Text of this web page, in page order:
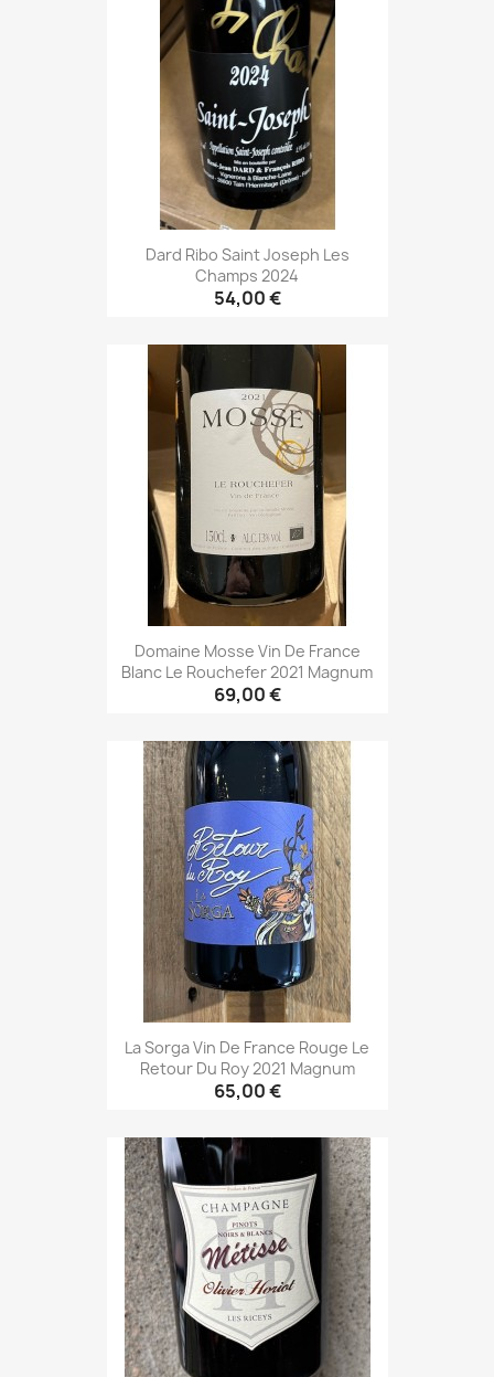
Dard Ribo Saint Joseph Les
Champs 2024
54,00 €
Domaine Mosse Vin De France
Blanc Le Rouchefer 2021 Magnum
69,00 €
La Sorga Vin De France Rouge Le
Retour Du Roy 2021 Magnum
65,00 €